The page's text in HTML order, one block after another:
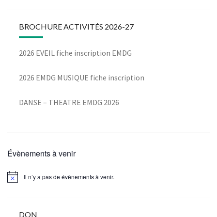
BROCHURE ACTIVITÉS 2026-27
2026 EVEIL fiche inscription EMDG
2026 EMDG MUSIQUE fiche inscription
DANSE – THEATRE EMDG 2026
Évènements à venir
Il n’y a pas de évènements à venir.
DON